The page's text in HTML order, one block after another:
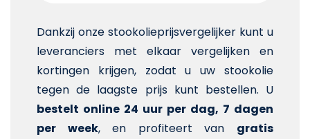
Dankzij onze stookolieprijsvergelijker kunt u
leveranciers met elkaar vergelijken en
kortingen krijgen, zodat u uw stookolie
tegen de laagste prijs kunt bestellen. U
bestelt online 24 uur per dag, 7 dagen
per week, en profiteert van gratis